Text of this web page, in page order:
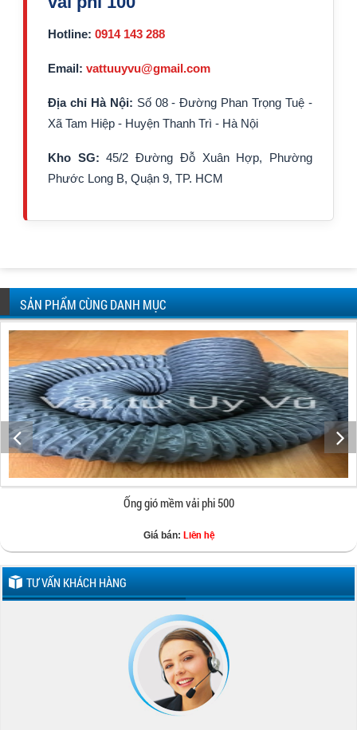
Hotline: 0914 143 288
Email: vattuuyvu@gmail.com
Địa chỉ Hà Nội: Số 08 - Đường Phan Trọng Tuệ -
Xã Tam Hiệp - Huyện Thanh Trì - Hà Nội
Kho SG: 45/2 Đường Đỗ Xuân Hợp, Phường
Phước Long B, Quận 9, TP. HCM
SẢN PHẨM CÙNG DANH MỤC
Ống gió mềm vải phi 500
Giá bán: Liên hệ
TƯ VẤN KHÁCH HÀNG